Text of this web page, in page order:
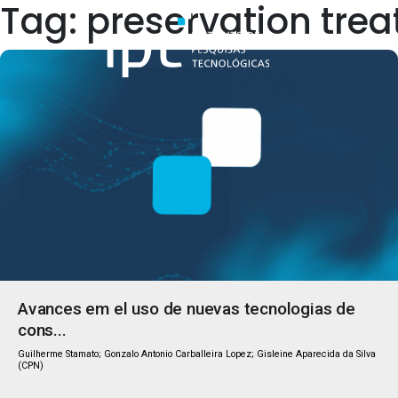
Tag: preservation
Avances em el uso de nuevas tecnologias de
cons...
Guilherme Stamato; Gonzalo Antonio Carballeira Lopez; Gisleine Aparecida da Silva
(CPN)